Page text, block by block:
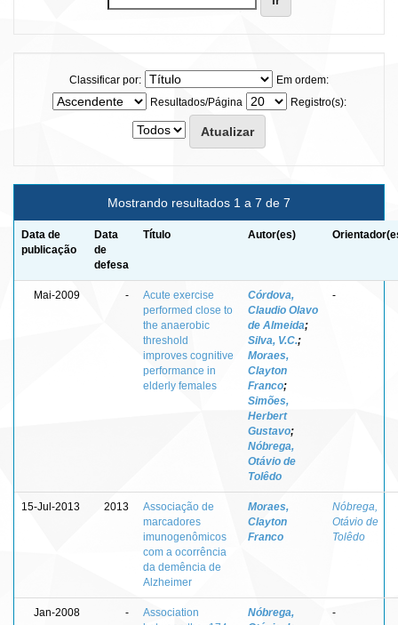
Classificar por:
Em ordem:
Resultados/Página
Registro(s):
Mostrando resultados 1 a 7 de 7
Data de
publicação
Data
de
defesa
Título Autor(es)
Mai-2009 -
Acute exercise
performed close to
the anaerobic
threshold
improves cognitive
performance in
elderly females
Córdova,
Claudio Olavo
de Almeida;
Silva, V.C.;
Moraes,
Clayton
Franco;
Simões,
Herbert
Gustavo;
Nóbrega,
Otávio de
Tolêdo
-
15-Jul-2013 2013
Associação de
marcadores
imunogenômicos
com a ocorrência
da demência de
Alzheimer
Moraes,
Clayton
Franco
Nóbrega,
Otávio de
Tolêdo
Jan-2008 -
Association
Nóbrega,
-